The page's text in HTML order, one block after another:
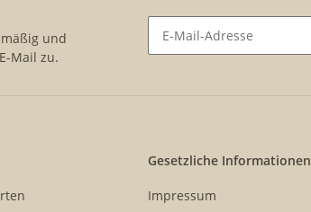
und
Mail zu.
Gesetzliche Informationen
Impressum